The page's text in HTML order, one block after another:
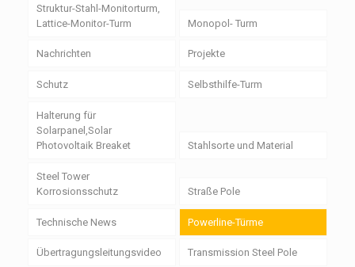
Struktur-Stahl-Monitorturm,
Lattice-Monitor-Turm
Monopol- Turm
Nachrichten Projekte
Schutz Selbsthilfe-Turm
Halterung für
Solarpanel,Solar
Photovoltaik Breaket
Stahlsorte und Material
Steel Tower
Korrosionsschutz
Straße Pole
Technische News Powerline-Türme
Übertragungsleitungsvideo Transmission Steel Pole